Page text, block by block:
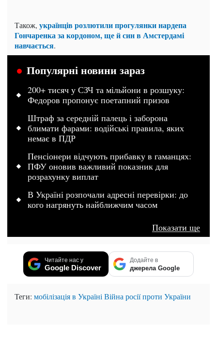
Також, українців розлютили прогулянки нардепа
Гончаренка за кордоном, ще й син в Амстердамі
навчається.
Популярні новини зараз
200+ тисяч у СЗЧ та мільйони в розшуку:
Федоров пропонує поетапний призов
Штраф за середній палець і заборона
блимати фарами: водійські правила, яких
немає в ПДР
Пенсіонери відчують прибавку в гаманцях:
ПФУ оновив важливий показник для
розрахунку виплат
В Україні розпочали адресні перевірки: до
кого нагрянуть найближчим часом
Показати ще
Читайте нас у
Google Discover
Додайте в
джерела Google
Теги: мобілізація в УкраїніВійна росії проти України